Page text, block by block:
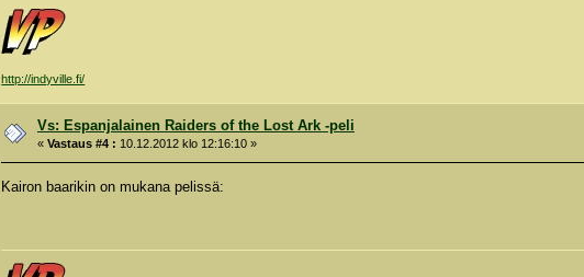
http://indyville.fi/
Vs: Espanjalainen Raiders of the Lost Ark -peli
« Vastaus #4 : 10.12.2012 klo 12:16:10 »
Kairon baarikin on mukana pelissä: